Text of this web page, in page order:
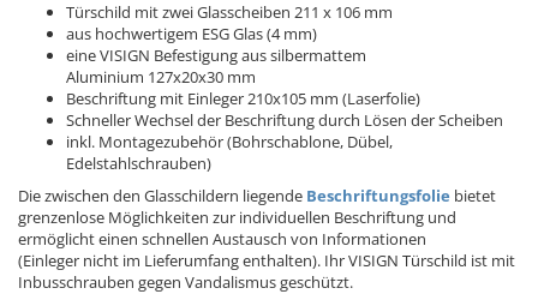
Türschild mit zwei Glasscheiben 211 x 106 mm
aus hochwertigem ESG Glas (4 mm)
eine VISIGN Befestigung aus silbermattem
Aluminium 127x20x30 mm
Beschriftung mit Einleger 210x105 mm (Laserfolie)
Schneller Wechsel der Beschriftung durch Lösen der Scheiben
inkl. Montagezubehör (Bohrschablone, Dübel,
Edelstahlschrauben)
Die zwischen den Glasschildern liegende Beschriftungsfolie bietet
grenzenlose Möglichkeiten zur individuellen Beschriftung und
ermöglicht einen schnellen Austausch von Informationen
(Einleger nicht im Lieferumfang enthalten). Ihr VISIGN Türschild ist mit
Inbusschrauben gegen Vandalismus geschützt.